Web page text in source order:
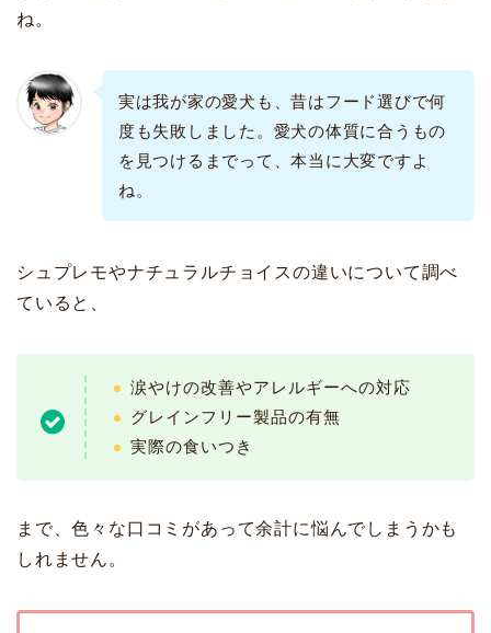
ね。
実は我が家の愛犬も、昔はフード選びで何
度も失敗しました。愛犬の体質に合うもの
を見つけるまでって、本当に大変ですよ
ね。
シュプレモやナチュラルチョイスの違いについて調べ
ていると、
涙やけの改善やアレルギーへの対応
グレインフリー製品の有無
実際の食いつき
まで、色々な口コミがあって余計に悩んでしまうかも
しれません。